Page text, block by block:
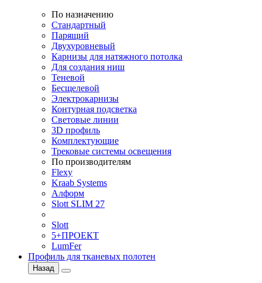
По назначению
Стандартный
Парящий
Двухуровневый
Карнизы для натяжного потолка
Для создания ниш
Теневой
Бесщелевой
Электрокарнизы
Контурная подсветка
Световые линии
3D профиль
Комплектующие
Трековые системы освещения
По производителям
Flexy
Kraab Systems
Алформ
Slott SLIM 27
Slott
5+ПРОЕКТ
LumFer
Профиль для тканевых полотен
Назад